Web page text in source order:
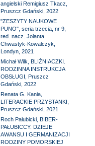
angielski Remigiusz Tkacz,
Pruszcz Gdański, 2022
"ZESZYTY NAUKOWE
PUNO", seria trzecia, nr 9,
red. nacz. Jolanta
Chwastyk-Kowalczyk,
Londyn, 2021
Michał Wilk, BLIŹNIACZKI.
RODZINNA INSTRUKCJA
OBSŁUGI, Pruszcz
Gdański, 2022
Renata G. Kania,
LITERACKIE PRZYSTANKI,
Pruszcz Gdański, 2021
Roch Pałubicki, BIBER-
PAŁUBICCY. DZIEJE
AWANSU I GERMANIZACJI
RODZINY POMORSKIEJ